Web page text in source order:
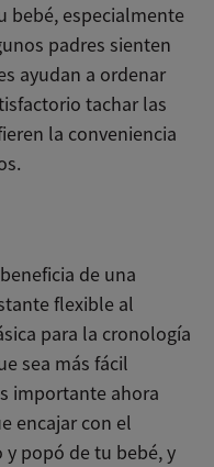
bebé, especialmente
padres sienten
ayudan a ordenar
tachar las
la conveniencia
de una
flexible al
para la cronología
sea más fácil
importante ahora
encajar con el
popó de tu bebé, y